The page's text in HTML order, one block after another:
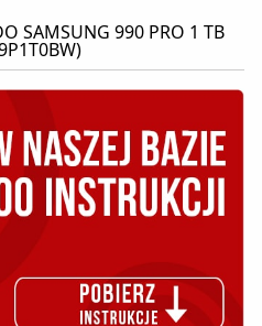
SAMSUNG 990 PRO 1 TB